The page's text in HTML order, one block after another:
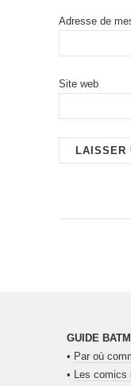
Adresse de
Site web
GUIDE
• Par où
• Les comics